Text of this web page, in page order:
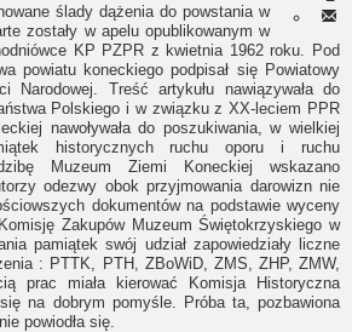
ślady dążenia do powstania w
zostały w apelu opublikowanym w
KP PZPR z kwietnia 1962 roku. Pod
powiatu koneckiego podpisał się Powiatowy
Narodowej. Treść artykułu nawiązywała do
Polskiego i w związku z XX-leciem PPR
nawoływała do poszukiwania, w wielkiej
historycznych ruchu oporu i ruchu
Muzeum Ziemi Koneckiej wskazano
odezwy obok przyjmowania darowizn nie
dokumentów na podstawie wyceny
Zakupów Muzeum Świętokrzyskiego w
pamiątek swój udział zapowiedziały liczne
: PTTK, PTH, ZBoWiD, ZMS, ZHP, ZMW,
prac miała kierować Komisja Historyczna
na dobrym pomyśle. Próba ta, pozbawiona
powiodła się.